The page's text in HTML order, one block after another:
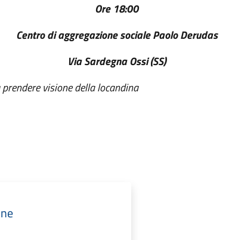
Ore 18:00
Centro di aggregazione sociale Paolo Derudas
Via Sardegna Ossi (SS)
visione della locandina